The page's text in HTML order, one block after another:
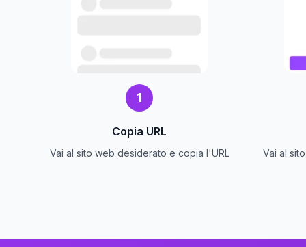
1
Copia URL
Vai al sito web desiderato e copia l'URL Vai al